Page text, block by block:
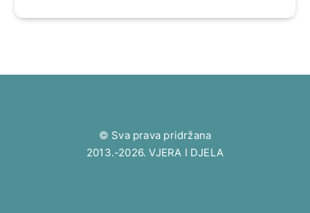
© Sva prava pridržana
2013.-2026. VJERA I DJELA